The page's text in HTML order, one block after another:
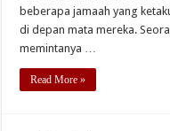
beberapa jamaah yang
di depan mata mereka.
memintanya …
Read More »